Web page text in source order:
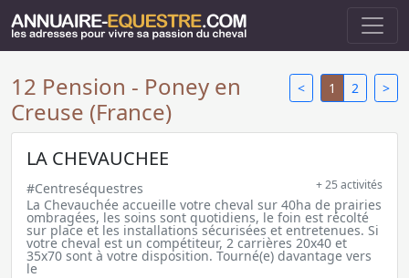
< 1 2 >
12 Pension - Poney en
Creuse (France)
LA CHEVAUCHEE
#Centreséquestres + 25 activités
La Chevauchée accueille votre cheval sur 40ha de prairies
ombragées, les soins sont quotidiens, le foin est récolté
sur place et les installations sécurisées et entretenues. Si
votre cheval est un compétiteur, 2 carrières 20x40 et
35x70 sont à votre disposition. Tourné(e) davantage vers
le